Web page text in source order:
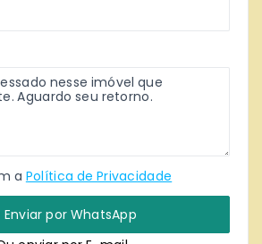
a Política de Privacidade
Enviar por WhatsApp